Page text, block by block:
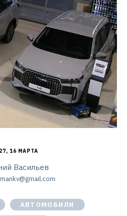
16 МАРТА
Васильев
АВТОМОБИЛИ